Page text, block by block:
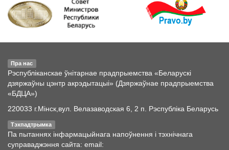
Пра нас
Рэспубліканскае ўнітарнае прадпрыемства «Беларускі
дзяржаўны цэнтр акрэдытацыі» (Дзяржаўнае прадпрыемства
«БДЦА»)
220033 г.Мінск,вул. Велазаводская 6, 2 п. Рэспубліка Беларусь
Тэхпадтрымка
Па пытаннях інфармацыйнага напоўнення і тэхнічнага
суправаджэння сайта: email: